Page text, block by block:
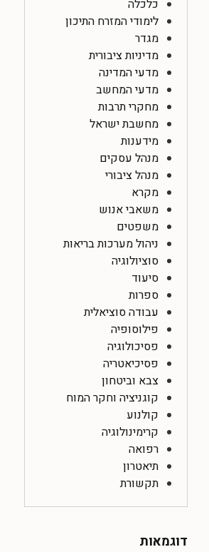
כלכלה
לימודי המזרח התיכון
מגדר
מדיניות ציבורית
מדעי המדינה
מדעי המחשב
מחקרי תרבות
מחשבת ישראל
מידענות
מנהל עסקים
מנהל ציבורי
מקרא
משאבי אנוש
משפטים
ניהול מערכות בריאות
סוציולוגיה
סיעוד
ספרות
עבודה סוציאלית
פילוסופיה
פסיכולוגיה
פסיכיאטריה
צבא וביטחון
קוגניציה וחקר המוח
קולנוע
קרימינולוגיה
רפואה
תיאטרון
תקשורת
דוגמאות